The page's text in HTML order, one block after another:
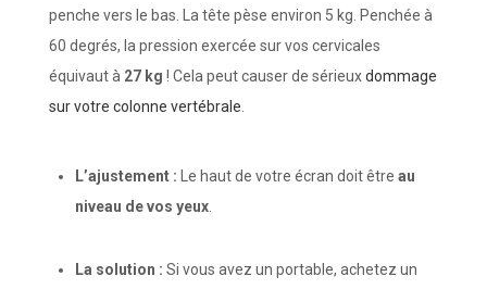
penche vers le bas. La tête pèse environ 5 kg. Penchée à
60 degrés, la pression exercée sur vos cervicales
équivaut à 27 kg ! Cela peut causer de sérieuxdommage
sur votre colonne vertébrale
L’ajustement : Le haut de votre écran doit être au
niveau de vos yeux
La solution : Si vous avez un portable, achetez un